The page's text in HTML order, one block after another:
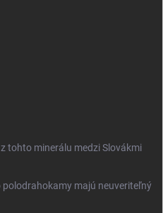
tohto minerálu medzi Slovákmi
polodrahokamy majú neuveriteľný